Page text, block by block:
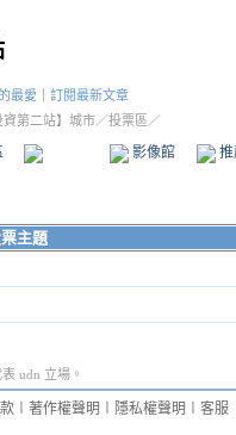
最愛
訂閱最新文章
資第二站】城市／投票區／
投票區 影像館
主題
udn 立場。
著作權聲明 隱私權聲明 客服